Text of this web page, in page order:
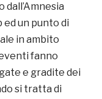
ed un punto di
in ambito
fanno
e gradite dei
si tratta di